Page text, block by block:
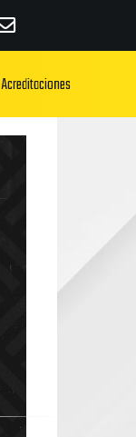
Acreditaciones